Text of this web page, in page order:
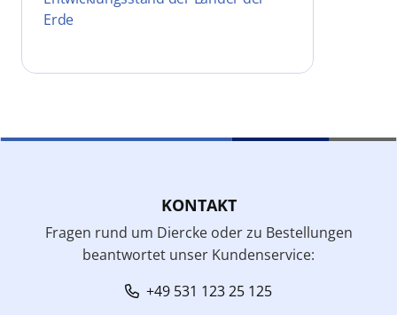
Erde
KONTAKT
Fragen rund um Diercke oder zu Bestellungen
beantwortet unser Kundenservice:
+49 531 123 25 125